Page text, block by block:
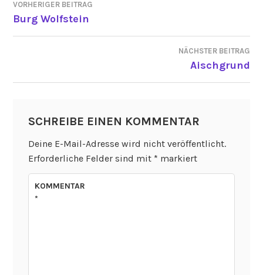
BEITRAGSNAVIGATION
VORHERIGER BEITRAG
Burg Wolfstein
NÄCHSTER BEITRAG
Aischgrund
SCHREIBE EINEN KOMMENTAR
Deine E-Mail-Adresse wird nicht veröffentlicht.
Erforderliche Felder sind mit * markiert
KOMMENTAR
*